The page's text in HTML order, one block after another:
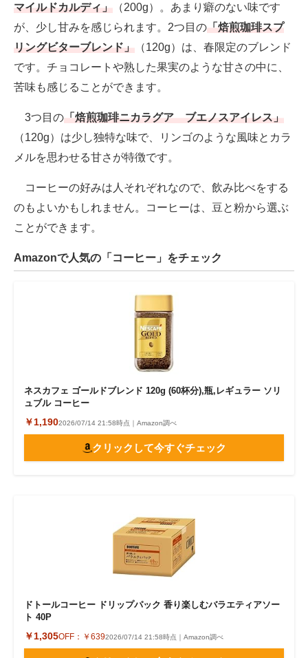
マイルドカルディ」 （200g）。あまり癖のない味です
が、少し甘みを感じられます。2つ目の「焙煎珈琲スプ
リングビターブレンド」 （120g）は、春限定のブレンド
です。チョコレートや熟した果実のような甘さの中に、
苦味も感じることができます。
3つ目の「焙煎珈琲ニカラグア ブエノスアイレス」
（120g）は少し独特な味で、リンゴのような風味とカラ
メルを思わせる甘さが特徴です。
コーヒーの好みは人それぞれなので、飲み比べをする
のもよいかもしれません。コーヒーは、豆と粉から選ぶ
ことができます。
Amazonで人気の「コーヒー」をチェック
ネスカフェ ゴールドブレンド 120g (60杯分),瓶,レギュラー ソリ
ュブル コーヒー
￥1,1902026/07/14 21:58時点｜Amazon調べ
クリックして今すぐチェック
ドトールコーヒー ドリップパック 香り楽しむバラエティアソー
ト 40P
￥1,305OFF： ￥6392026/07/14 21:58時点｜Amazon調べ